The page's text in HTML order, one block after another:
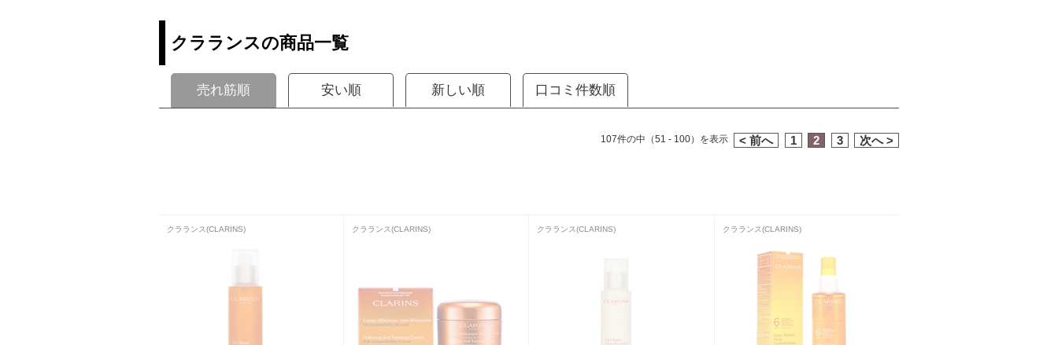
クラランスの商品一覧
売れ筋順 安い順 新しい順 口コミ件数順
< 前へ 1 2 3 次へ >
107件の中（51 - 100）を表示
クラランス(CLARINS) クラランス(CLARINS) クラランス(CLARINS) クラランス(CLARINS)